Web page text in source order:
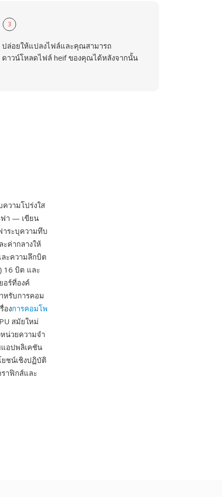
3
ปล่อยให้แปลงไฟล์และคุณสามารถ
ดาวน์โหลดไฟล์ heif ของคุณได้หลังจากนั้น
วามโปร่งใส
ฟา — เขียน
าระบุความทึบ
ค่ากลางให้
ะความลึกบิต
16 บิต และ
อร์ที่องค์
รับการคอม
องการคอมโพ
สมัยใหม่
น่วยความจำ
แอปพลิเคชัน
ยชน์เชิงปฏิบัติ
ราฟิกส์และ